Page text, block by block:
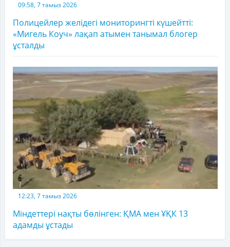
09:58, 7 тамыз 2026
Полицейлер желідегі мониторингті күшейтті:
«Мигель Коуч» лақап атымен танымал блогер
ұсталды
12:23, 7 тамыз 2026
Міндеттері нақты бөлінген: ҚМА мен ҰҚК 13
адамды ұстады